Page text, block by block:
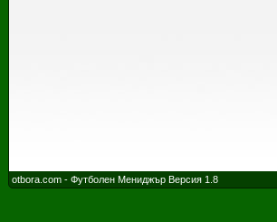
otbora.com - Футболен Мениджър Версия 1.8